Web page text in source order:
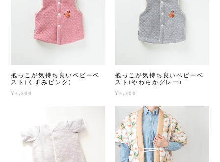
抱っこが気持ち良いベビーベ
スト(くすみピンク)
¥4,800
抱っこが気持ち良いベビーベ
スト(やわらかグレー)
¥4,800